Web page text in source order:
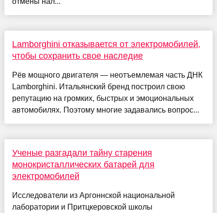
Lamborghini отказывается от электромобилей,
чтобы сохранить свое наследие
Рёв мощного двигателя — неотъемлемая часть ДНК
Lamborghini. Итальянский бренд построил свою
репутацию на громких, быстрых и эмоциональных
автомобилях. Поэтому многие задавались вопрос...
Ученые разгадали тайну старения
монокристаллических батарей для
электромобилей
Исследователи из Аргоннской национальной
лаборатории и Притцкеровской школы